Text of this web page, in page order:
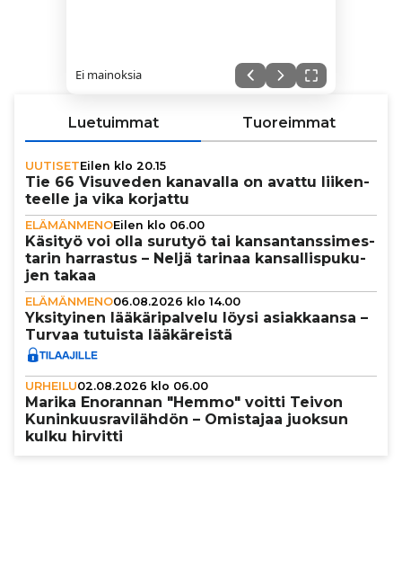
Ei mainoksia
Luetuimmat Tuoreimmat
UUTISETEilen klo 20.15
Tie 66 Visuveden kanavalla on avattu lii­ken­
teelle ja vika korjattu
ELÄMÄNMENOEilen klo 06.00
Käsityö voi olla surutyö tai kan­san­tans­si­mes­
ta­rin harrastus – Neljä tarinaa kan­sal­lis­pu­ku­
jen takaa
ELÄMÄNMENO06.08.2026 klo 14.00
Yksi­tyi­nen lää­kä­ri­pal­velu löysi asi­ak­kaansa –
Turvaa tutuista lää­kä­reistä
URHEILU02.08.2026 klo 06.00
Marika Enorannan "Hemmo" voitti Teivon
Kunin­kuus­ra­vi­läh­dön – Omistajaa juoksun
kulku hirvitti